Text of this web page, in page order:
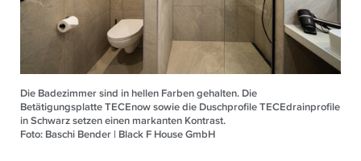
Die Badezimmer sind in hellen Farben gehalten. Die
Betätigungsplatte TECEnow sowie die Duschprofile TECEdrainprofile
in Schwarz setzen einen markanten Kontrast.
Foto: Baschi Bender | Black F House GmbH